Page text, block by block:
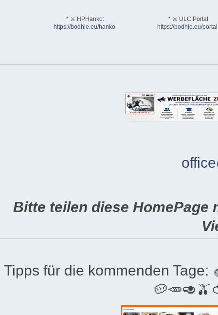
* ⚔ HPHanko:
https://bodhie.eu/hanko
* ⚔ ULC Portal
https://bodhie.eu/portal
Bitte teilen diese HomePage
Tipps für die kommenden